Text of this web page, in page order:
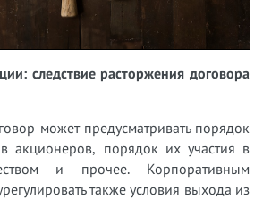
следствие расторжения договора
может предусматривать порядок
акционеров, порядок их участия в
и прочее. Корпоративным
также условия выхода из